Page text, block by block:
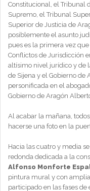
Constitucional, el Tribunal
Supremo, el Tribunal
Superior de Justicia de
posiblemente el asunto
pues es la primera vez
Conflictos de Jurisdicción
altísimo nivel jurídico y de
de Sijena y el Gobierno de
personificada en el
Gobierno de Aragón
Al acabar la mañana,
hacerse una foto en la
Hacia las cuatro y media
redonda dedicada a la
Alfonso Monforte
pintura mural y con
participado en las fases